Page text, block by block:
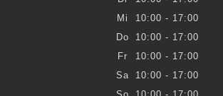
Mi
10:00 - 17:00
Do
10:00 - 17:00
Fr
10:00 - 17:00
Sa
10:00 - 17:00